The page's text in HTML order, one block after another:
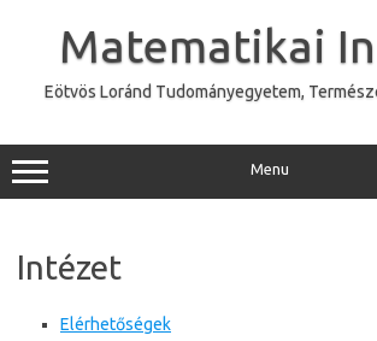
Matematikai
Eötvös Loránd Tudományegyetem,
Menu
Intézet
Elérhetőségek